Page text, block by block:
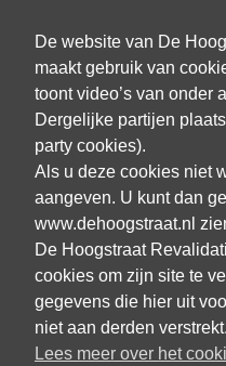
De website van De
maakt gebruik van
toont video’s van onder
Dergelijke partijen
party cookies).
Als u deze cookies niet
aangeven. U kunt dan
www.dehoogstraat.nl
De Hoogstraat
cookies om zijn site te
gegevens die hier uit
niet aan derden verstrekt.
Lees meer over het